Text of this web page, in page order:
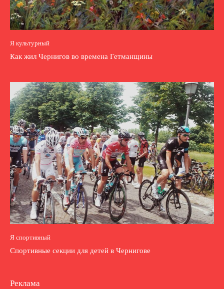
Я культурный
Как жил Чернигов во времена Гетманщины
Я спортивный
Спортивные секции для детей в Чернигове
Реклама